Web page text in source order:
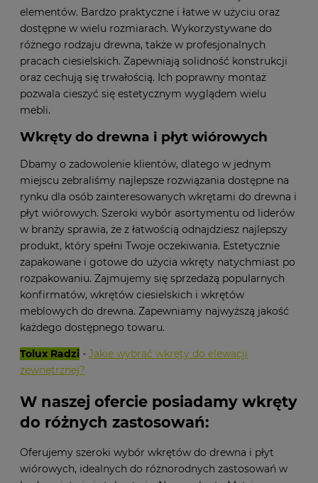
elementów. Bardzo praktyczne i łatwe w użyciu oraz
dostępne w wielu rozmiarach. Wykorzystywane do
różnego rodzaju drewna, także w profesjonalnych
pracach ciesielskich. Zapewniają solidność konstrukcji
oraz cechują się trwałością. Ich poprawny montaż
pozwala cieszyć się estetycznym wyglądem wielu
mebli.
Wkręty do drewna i płyt wiórowych
Dbamy o zadowolenie klientów, dlatego w jednym
miejscu zebraliśmy najlepsze rozwiązania dostępne na
rynku dla osób zainteresowanych wkrętami do drewna i
płyt wiórowych. Szeroki wybór asortymentu od liderów
w branży sprawia, że z łatwością odnajdziesz najlepszy
produkt, który spełni Twoje oczekiwania. Estetycznie
zapakowane i gotowe do użycia wkręty natychmiast po
rozpakowaniu. Zajmujemy się sprzedażą popularnych
konfirmatów, wkrętów ciesielskich i wkrętów
meblowych do drewna. Zapewniamy najwyższą jakość
każdego dostępnego towaru.
Tolux Radzi - Jakie wybrać wkręty do elewacji
zewnętrznej?
W naszej ofercie posiadamy wkręty
do różnych zastosowań:
Oferujemy szeroki wybór wkrętów do drewna i płyt
wiórowych, idealnych do różnorodnych zastosowań w